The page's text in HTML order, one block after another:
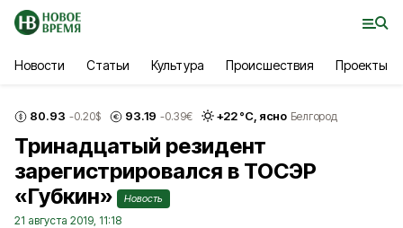
Новости Статьи Культура Происшествия Проекты
80.93 -0.20$ 93.19 -0.39€ +22°С, ясно Белгород
Тринадцатый резидент
зарегистрировался в ТОСЭР
«Губкин»
Новость
21 августа 2019, 11:18